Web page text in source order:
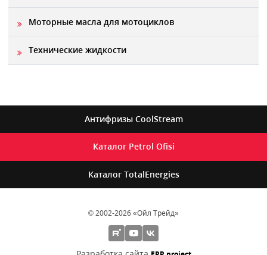
Моторные масла для мотоциклов
Технические жидкости
Антифризы CoolStream
Каталог Petrol Ofisi
Каталог TotalEnergies
© 2002-2026 «Ойл Трейд»